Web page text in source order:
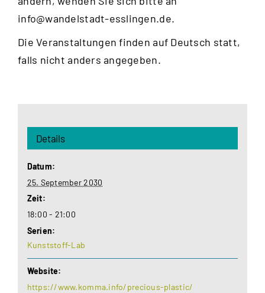
info@wandelstadt-esslingen.de.
Die Veranstaltungen finden auf Deutsch statt,
falls nicht anders angegeben.
Details
Datum:
25. September 2030
Zeit:
18:00 - 21:00
Serien:
Kunststoff-Lab
Website:
https://www.komma.info/precious-plastic/